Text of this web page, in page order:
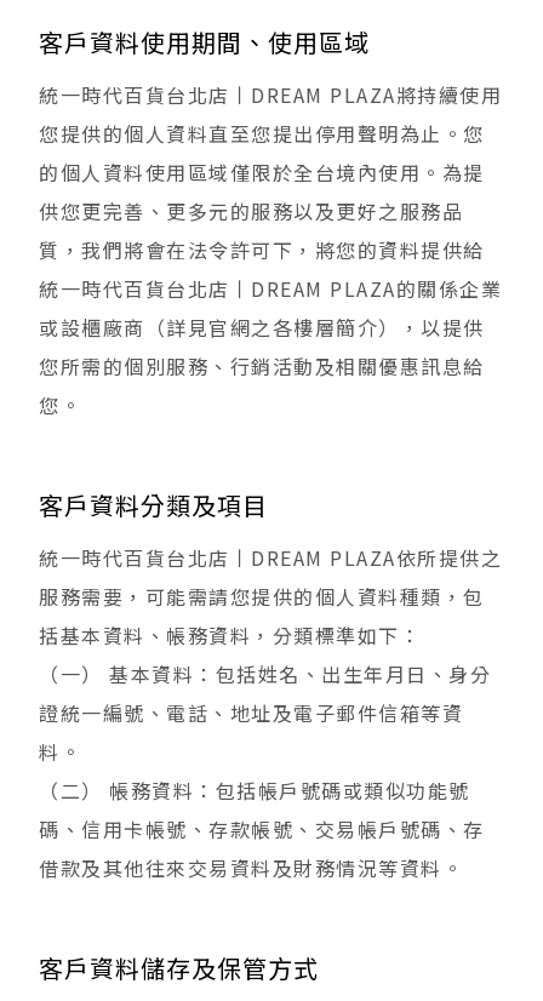
客戶資料使用期間、使用區域
統一時代百貨台北店丨DREAM PLAZA將持續使用
您提供的個人資料直至您提出停用聲明為止。您
的個人資料使用區域僅限於全台境內使用。為提
供您更完善、更多元的服務以及更好之服務品
質，我們將會在法令許可下，將您的資料提供給
統一時代百貨台北店丨DREAM PLAZA的關係企業
或設櫃廠商（詳見官網之各樓層簡介），以提供
您所需的個別服務、行銷活動及相關優惠訊息給
您。
客戶資料分類及項目
統一時代百貨台北店丨DREAM PLAZA依所提供之
服務需要，可能需請您提供的個人資料種類，包
括基本資料、帳務資料，分類標準如下：
（一） 基本資料：包括姓名、出生年月日、身分
證統一編號、電話、地址及電子郵件信箱等資
料。
（二） 帳務資料：包括帳戶號碼或類似功能號
碼、信用卡帳號、存款帳號、交易帳戶號碼、存
借款及其他往來交易資料及財務情況等資料。
客戶資料儲存及保管方式